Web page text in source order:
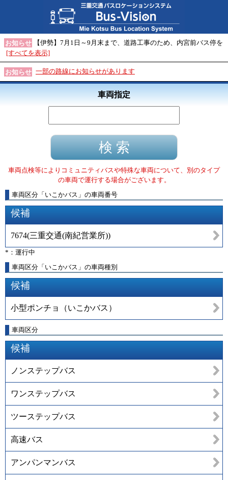
お知らせ
【伊勢】7月1日～9月末まで、道路工事のため、内宮前バス停を
[すべてを表示]
お知らせ 一部の路線にお知らせがあります
車両指定
車両点検等によりコミュニティバスや特殊な車両について、別のタイプ
の車両で運行する場合がございます。
車両区分 「 いこかバス 」 の車両番号
候補
7674(三重交通(南紀営業所))
*：運行中
車両区分「いこかバス」の車両種別
候補
小型ポンチョ（いこかバス）
車両区分
候補
ノンステップバス
ワンステップバス
ツーステップバス
高速バス
アンパンマンバス